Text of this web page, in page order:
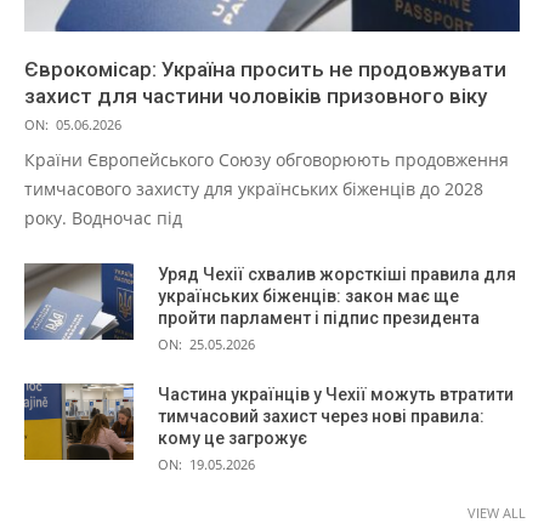
Єврокомісар: Україна просить не продовжувати
захист для частини чоловіків призовного віку
ON: 05.06.2026
Країни Європейського Союзу обговорюють продовження
тимчасового захисту для українських біженців до 2028
року. Водночас під
Уряд Чехії схвалив жорсткіші правила для
українських біженців: закон має ще
пройти парламент і підпис президента
ON: 25.05.2026
Частина українців у Чехії можуть втратити
тимчасовий захист через нові правила:
кому це загрожує
ON: 19.05.2026
VIEW ALL